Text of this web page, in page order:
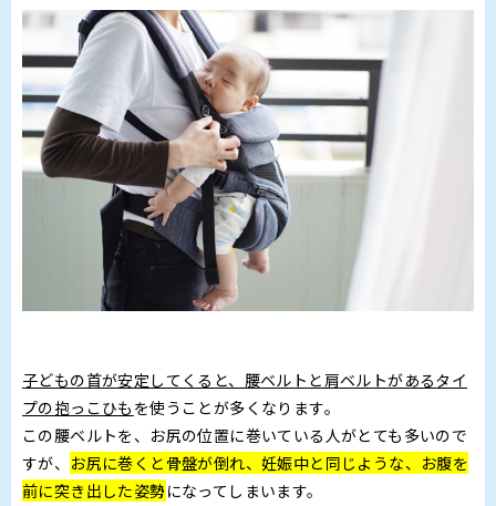
子どもの首が安定してくると、腰ベルトと肩ベルトがあるタイ
プの抱っこひも を使うことが多くなります。
この腰ベルトを、お尻の位置に巻いている人がとても多いので
すが、 お尻に巻くと骨盤が倒れ、妊娠中と同じような、お腹を
前に突き出した姿勢 になってしまいます。